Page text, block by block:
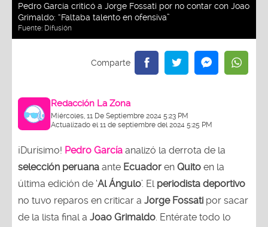
Pedro García criticó a Jorge Fossati por no contar con Joao
Grimaldo: “Faltaba talento en ofensiva”
Fuente: Difusión
Redacción La Zona
Miércoles, 11 De Septiembre 2024 5:23 PM
Actualizado el 11 de septiembre del 2024 5:25 PM
¡Durísimo! Pedro García analizó la derrota de la
selección peruana ante Ecuador en Quito en la
última edición de ‘Al Ángulo’. El periodista deportivo
no tuvo reparos en criticar a Jorge Fossati por sacar
de la lista final a Joao Grimaldo . Entérate todo lo